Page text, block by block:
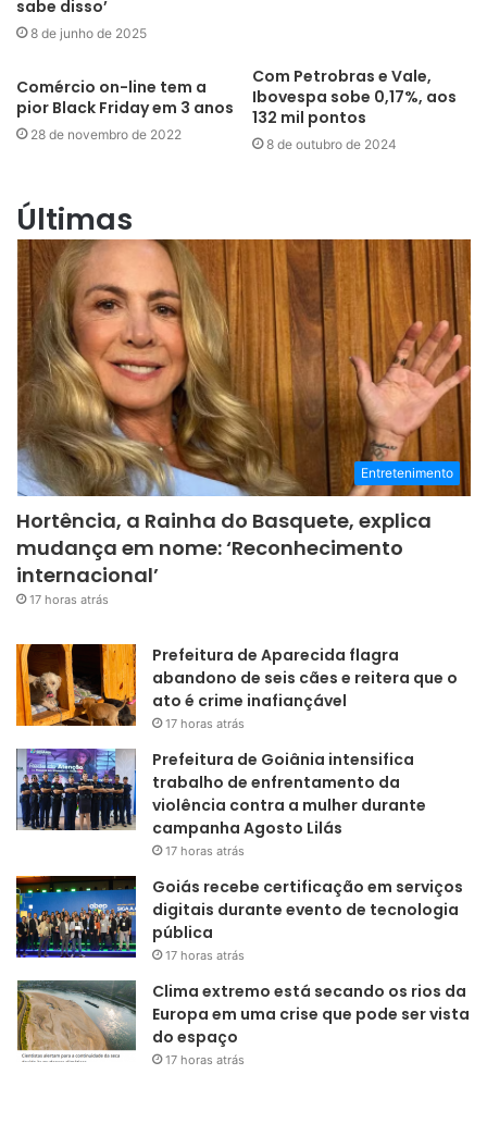
sabe disso’
8 de junho de 2025
Comércio on-line tem a
pior Black Friday em 3 anos
28 de novembro de 2022
Com Petrobras e Vale,
Ibovespa sobe 0,17%, aos
132 mil pontos
8 de outubro de 2024
Últimas
Entretenimento
Hortência, a Rainha do Basquete, explica
mudança em nome: ‘Reconhecimento
internacional’
17 horas atrás
Prefeitura de Aparecida flagra
abandono de seis cães e reitera que o
ato é crime inafiançável
17 horas atrás
Prefeitura de Goiânia intensifica
trabalho de enfrentamento da
violência contra a mulher durante
campanha Agosto Lilás
17 horas atrás
Goiás recebe certificação em serviços
digitais durante evento de tecnologia
pública
17 horas atrás
Clima extremo está secando os rios da
Europa em uma crise que pode ser vista
do espaço
17 horas atrás